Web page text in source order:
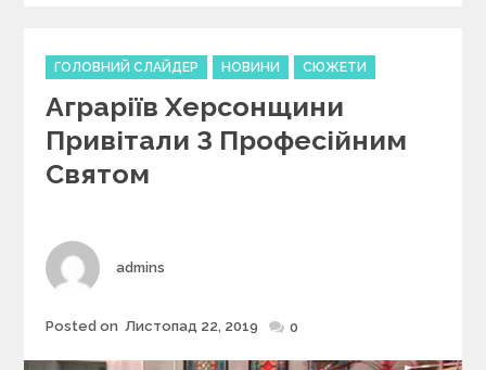
C
a
t
e
g
o
s
ГОЛОВНИЙ СЛАЙДЕР НОВИНИ СЮЖЕТИ
Аграріїв Херсонщини
Привітали З Професійним
Святом
Author
admins
Posted
Posted on Листопад 22, 2019 0